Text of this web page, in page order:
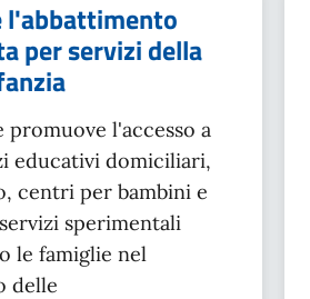
l'abbattimento
per servizi della
promuove l'accesso a
educativi domiciliari,
centri per bambini e
sperimentali
le famiglie nel
delle